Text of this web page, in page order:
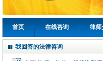
首页 在线咨询 律师
我回答的法律咨询